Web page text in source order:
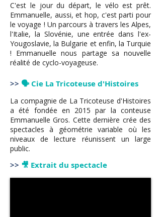
C'est le jour du départ, le vélo est prêt.
Emmanuelle, aussi, et hop, c'est parti pour
le voyage ! Un parcours à travers les Alpes,
l'Italie, la Slovénie, une entrée dans l'ex-
Yougoslavie, la Bulgarie et enfin, la Turquie
! Emmanuelle nous partage sa nouvelle
réalité de cyclo-voyageuse.
La compagnie de La Tricoteuse d'Histoires
a été fondée en 2015 par la conteuse
Emmanuelle Gros. Cette dernière crée des
spectacles à géométrie variable où les
niveaux de lecture réunissent un large
public.
>> 🗣️ Cie La Tricoteuse d'Histoires
>> 🎥 Extrait du spectacle